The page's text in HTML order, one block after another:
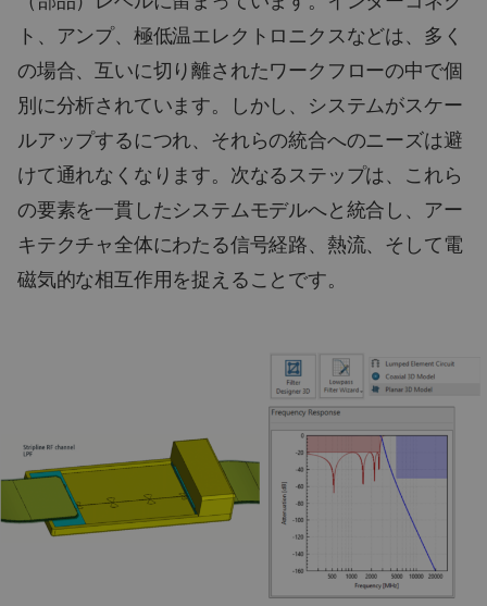
ト、アンプ、極低温エレクトロニクスなどは、多く
の場合、互いに切り離されたワークフローの中で個
別に分析されています。しかし、システムがスケー
ルアップするにつれ、それらの統合へのニーズは避
けて通れなくなります。次なるステップは、これら
の要素を一貫したシステムモデルへと統合し、アー
キテクチャ全体にわたる信号経路、熱流、そして電
磁気的な相互作用を捉えることです。